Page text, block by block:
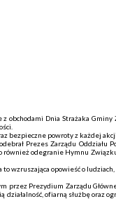
obchodami Dnia Strażaka
bezpieczne powroty z każdej
Prezes Zarządu Oddziału
odegranie Hymnu Związku
wzruszająca opowieść o
przez Prezydium Zarządu
ofiarną służbę oraz